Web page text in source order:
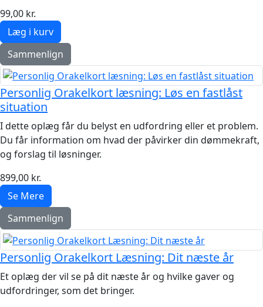
99,00 kr.
Sammenlign
Personlig Orakelkort læsning: Løs en fastlåst
situation
I dette oplæg får du belyst en udfordring eller et problem.
Du får information om hvad der påvirker din dømmekraft,
og forslag til løsninger.
899,00 kr.
Se Mere
Sammenlign
Personlig Orakelkort Læsning: Dit næste år
Et oplæg der vil se på dit næste år og hvilke gaver og
udfordringer, som det bringer.